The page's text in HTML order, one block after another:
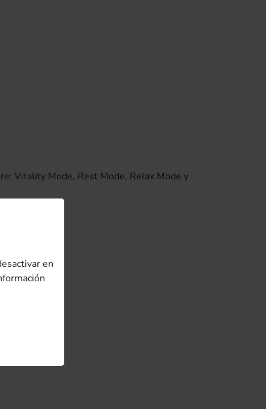
Vitality Mode, Rest Mode, Relax Mode y
en